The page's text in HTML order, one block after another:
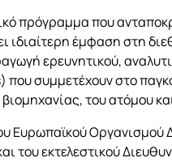
πρόγραμμα που
ιδιαίτερη έμφαση στη
ερευνητικού,
συμμετέχουν στο
του ατόμου
Ευρωπαϊκού Οργανισμού
του εκτελεστικού